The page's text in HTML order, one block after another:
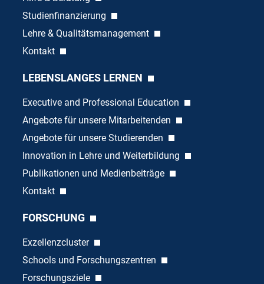
Studienfinanzierung
Lehre & Qualitätsmanagement
Kontakt
LEBENSLANGES LERNEN
Executive and Professional Education
Angebote für unsere Mitarbeitenden
Angebote für unsere Studierenden
Innovation in Lehre und Weiterbildung
Publikationen und Medienbeiträge
Kontakt
FORSCHUNG
Exzellenzcluster
Schools und Forschungszentren
Forschungsziele